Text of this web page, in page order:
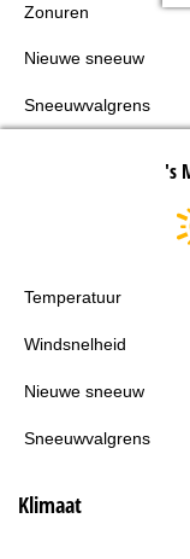
Zonuren
Nieuwe sneeuw
Sneeuwvalgrens
's
Temperatuur
Windsnelheid
Nieuwe sneeuw
Sneeuwvalgrens
Klimaat